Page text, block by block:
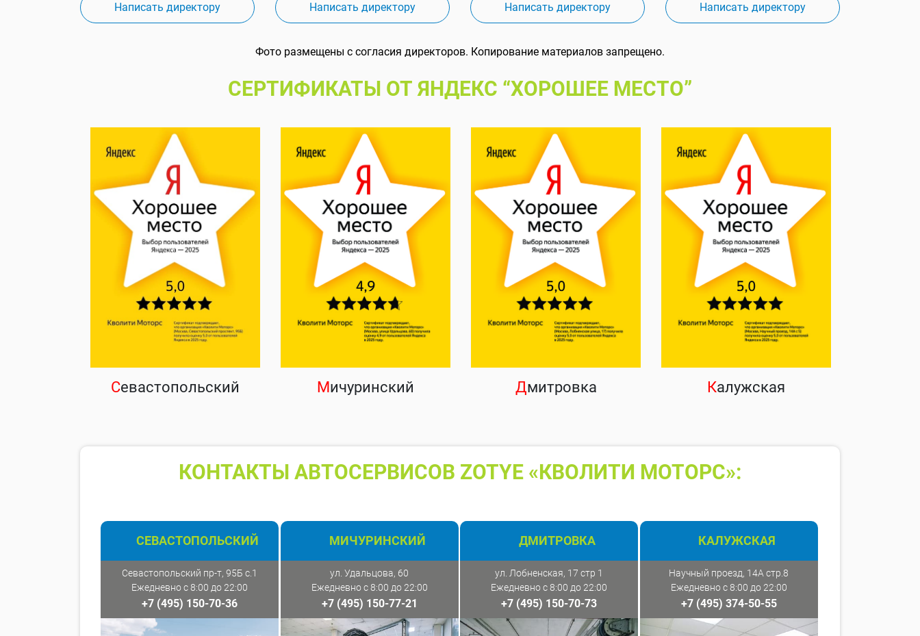
Написать директору Написать директору Написать директору Написать директору
Фото размещены с согласия директоров. Копирование материалов запрещено.
СЕРТИФИКАТЫ ОТ ЯНДЕКС “ХОРОШЕЕ МЕСТО”
Севастопольский Мичуринский Дмитровка Калужская
КОНТАКТЫ АВТОСЕРВИСОВ ZOTYE «КВОЛИТИ МОТОРС»:
СЕВАСТОПОЛЬСКИЙ
Севастопольский пр-т, 95Б с.1
Ежедневно с 8:00 до 22:00
+7 (495) 150-70-36
МИЧУРИНСКИЙ
ул. Удальцова, 60
Ежедневно с 8:00 до 22:00
+7 (495) 150-77-21
ДМИТРОВКА
ул. Лобненская, 17 стр 1
Ежедневно с 8:00 до 22:00
+7 (495) 150-70-73
КАЛУЖСКАЯ
Научный проезд, 14А стр.8
Ежедневно с 8:00 до 22:00
+7 (495) 374-50-55